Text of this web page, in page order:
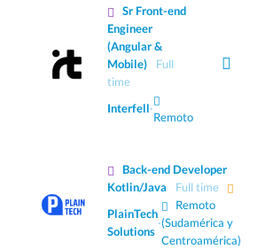
Sr Front-end
Engineer
(Angular &
Mobile)
Full
time
Interfell·
Remoto
Back-end Developer
Kotlin/Java
Full time
PlainTech
Solutions
·
Remoto
(Sudamérica y
Centroamérica)